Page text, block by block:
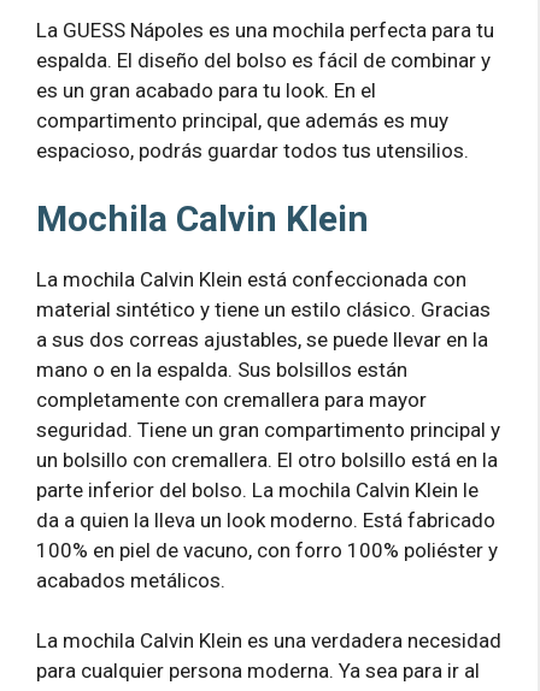
La GUESS Nápoles es una mochila perfecta para tu
espalda. El diseño del bolso es fácil de combinar y
es un gran acabado para tu look. En el
compartimento principal, que además es muy
espacioso, podrás guardar todos tus utensilios.
Mochila Calvin Klein
La mochila Calvin Klein está confeccionada con
material sintético y tiene un estilo clásico. Gracias
a sus dos correas ajustables, se puede llevar en la
mano o en la espalda. Sus bolsillos están
completamente con cremallera para mayor
seguridad. Tiene un gran compartimento principal y
un bolsillo con cremallera. El otro bolsillo está en la
parte inferior del bolso. La mochila Calvin Klein le
da a quien la lleva un look moderno. Está fabricado
100% en piel de vacuno, con forro 100% poliéster y
acabados metálicos.
La mochila Calvin Klein es una verdadera necesidad
para cualquier persona moderna. Ya sea para ir al